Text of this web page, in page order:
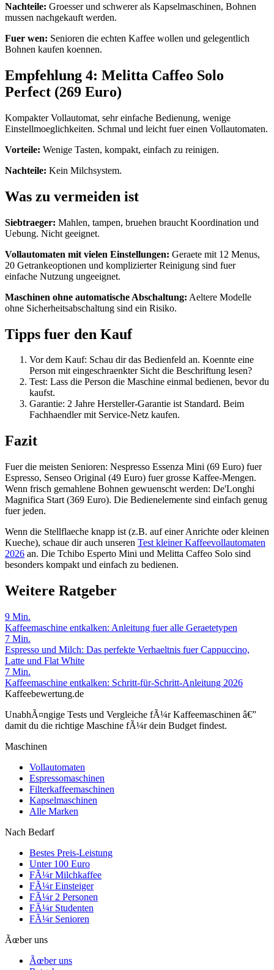
Nachteile: Groesser und schwerer als Kapselmaschinen, Bohnen
mussen nachgekauft werden.
Fuer wen: Senioren die echten Kaffee wollen und gelegentlich
Bohnen kaufen koennen.
Empfehlung 4: Melitta Caffeo Solo
Perfect (269 Euro)
Kompakter Vollautomat, sehr einfache Bedienung, wenige
Einstellmoeglichkeiten. Schmal und leicht fuer einen Vollautomaten.
Vorteile: Wenige Tasten, kompakt, einfach zu reinigen.
Nachteile: Kein Milchsystem.
Was zu vermeiden ist
Siebtraeger: Mahlen, tampen, bruehen braucht Koordination und
Uebung. Nicht geeignet.
Vollautomaten mit vielen Einstellungen: Geraete mit 12 Menus,
20 Getrankeoptionen und komplizierter Reinigung sind fuer
einfache Nutzung ungeeignet.
Maschinen ohne automatische Abschaltung: Aeltere Modelle
ohne Sicherheitsabschaltung sind ein Risiko.
Tipps fuer den Kauf
Vor dem Kauf: Schau dir das Bedienfeld an. Koennte eine
Person mit eingeschraenkter Sicht die Beschriftung lesen?
Test: Lass die Person die Maschine einmal bedienen, bevor du
kaufst.
Garantie: 2 Jahre Hersteller-Garantie ist Standard. Beim
Fachhaendler mit Service-Netz kaufen.
Fazit
Fuer die meisten Senioren: Nespresso Essenza Mini (69 Euro) fuer
Espresso, Senseo Original (49 Euro) fuer grosse Kaffee-Mengen.
Wenn frisch gemahlene Bohnen gewuenscht werden: De'Longhi
Magnifica Start (369 Euro). Die Bedienelemente sind einfach genug
fuer jeden.
Wenn die Stellflaeche knapp ist (z.B. auf einer Anrichte oder kleinen
Kueche), schaue dir auch unseren Test kleiner Kaffeevollautomaten
2026 an. Die Tchibo Esperto Mini und Melitta Caffeo Solo sind
besonders kompakt und einfach zu bedienen.
Weitere Ratgeber
9 Min.
Kaffeemaschine entkalken: Anleitung fuer alle Geraetetypen
7 Min.
Espresso und Milch: Das perfekte Verhaeltnis fuer Cappuccino,
Latte und Flat White
7 Min.
Kaffeemaschine entkalken: Schritt-für-Schritt-Anleitung 2026
Kaffeebewertung.de
UnabhÃ¤ngige Tests und Vergleiche fÃ¼r Kaffeemaschinen â€”
damit du die richtige Maschine fÃ¼r dein Budget findest.
Maschinen
Vollautomaten
Espressomaschinen
Filterkaffeemaschinen
Kapselmaschinen
Alle Marken
Nach Bedarf
Bestes Preis-Leistung
Unter 100 Euro
FÃ¼r Milchkaffee
FÃ¼r Einsteiger
FÃ¼r 2 Personen
FÃ¼r Studenten
FÃ¼r Senioren
Ãœber uns
Ãœber uns